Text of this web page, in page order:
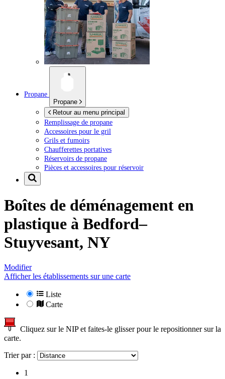
Propane
Propane
Retour au menu principal
Remplissage de propane
Accessoires pour le gril
Grils et fumoirs
Chaufferettes portatives
Réservoirs de propane
Pièces et accessoires pour réservoir
Boîtes de déménagement en
plastique à Bedford–
Stuyvesant, NY
Modifier
Afficher les établissements sur une carte
Liste
Carte
Cliquez sur le NIP et faites-le glisser pour le repositionner sur la
carte.
Trier par :
1